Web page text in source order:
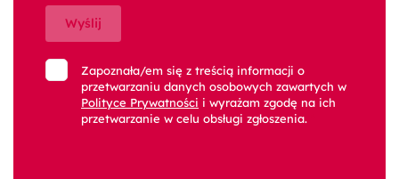
Wyślij
Zapoznała/em się z treścią informacji o
przetwarzaniu danych osobowych zawartych w
Polityce Prywatności i wyrażam zgodę na ich
przetwarzanie w celu obsługi zgłoszenia.